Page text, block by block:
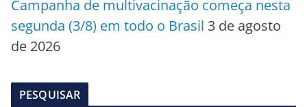
Campanha de multivacinação começa nesta
segunda (3/8) em todo o Brasil 3 de agosto
de 2026
PESQUISAR